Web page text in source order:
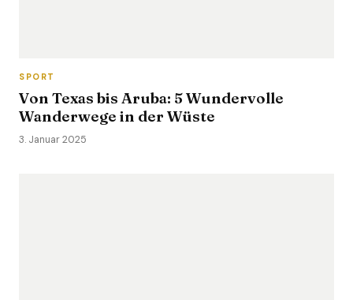
SPORT
Von Texas bis Aruba: 5 Wundervolle
Wanderwege in der Wüste
3. Januar 2025